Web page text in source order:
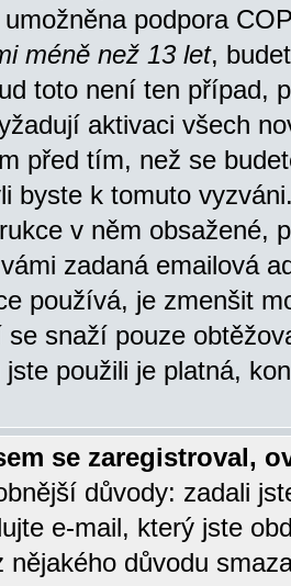
podpora
méně než 13 let,
toto není ten případ,
aktivaci všech
před tím, než se
byste k tomuto
v něm obsažené,
zadaná emailová
používá, je zmenšit
se snaží pouze
použili je platná,
se zaregistroval,
důvody: zadali
e-mail, který jste
nějakého důvodu